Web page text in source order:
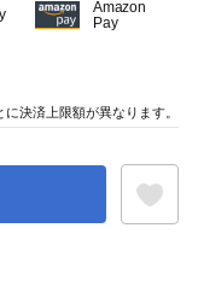
Amazon
Pay
に決済上限額が異なります。